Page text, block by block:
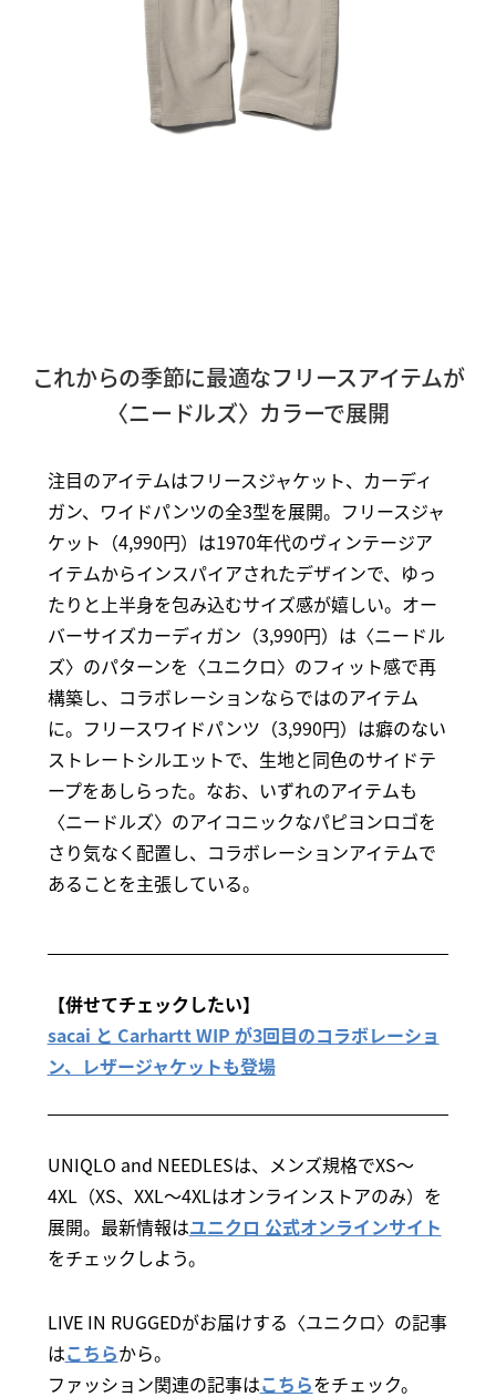
これからの季節に最適なフリースアイテムが
〈ニードルズ〉カラーで展開
注目のアイテムはフリースジャケット、カーディ
ガン、ワイドパンツの全3型を展開。フリースジャ
ケット（4,990円）は1970年代のヴィンテージア
イテムからインスパイアされたデザインで、ゆっ
たりと上半身を包み込むサイズ感が嬉しい。オー
バーサイズカーディガン（3,990円）は〈ニードル
ズ〉のパターンを〈ユニクロ〉のフィット感で再
構築し、コラボレーションならではのアイテム
に。フリースワイドパンツ（3,990円）は癖のない
ストレートシルエットで、生地と同色のサイドテ
ープをあしらった。なお、いずれのアイテムも
〈ニードルズ〉のアイコニックなパピヨンロゴを
さり気なく配置し、コラボレーションアイテムで
あることを主張している。
【併せてチェックしたい】
sacai と Carhartt WIP が3回目のコラボレーショ
ン、レザージャケットも登場
UNIQLO and NEEDLESは、メンズ規格でXS〜
4XL（XS、XXL～4XLはオンラインストアのみ）を
展開。最新情報はユニクロ 公式オンラインサイト
をチェックしよう。
LIVE IN RUGGEDがお届けする〈ユニクロ〉の記事
はこちらから。
ファッション関連の記事はこちらをチェック。